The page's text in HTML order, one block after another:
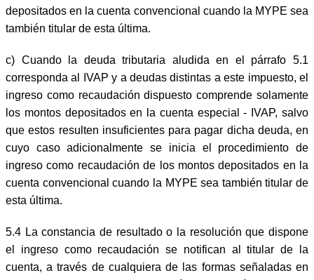
depositados en la cuenta convencional cuando la MYPE sea
también titular de esta última.
c) Cuando la deuda tributaria aludida en el párrafo 5.1
corresponda al IVAP y a deudas distintas a este impuesto, el
ingreso como recaudación dispuesto comprende solamente
los montos depositados en la cuenta especial - IVAP, salvo
que estos resulten insuficientes para pagar dicha deuda, en
cuyo caso adicionalmente se inicia el procedimiento de
ingreso como recaudación de los montos depositados en la
cuenta convencional cuando la MYPE sea también titular de
esta última.
5.4 La constancia de resultado o la resolución que dispone
el ingreso como recaudación se notifican al titular de la
cuenta, a través de cualquiera de las formas señaladas en